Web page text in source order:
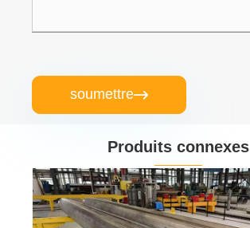
soumettre
Produits connexes